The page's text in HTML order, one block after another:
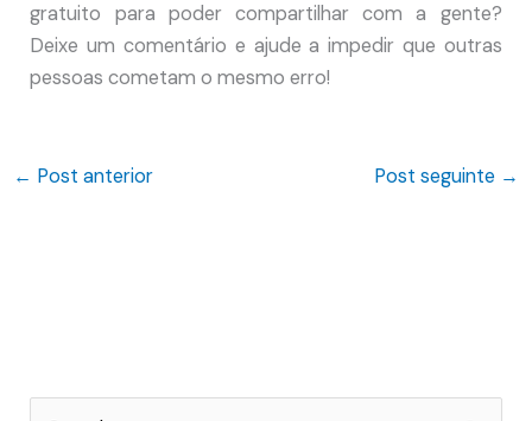
gratuito para poder compartilhar com a gente?
Deixe um comentário e ajude a impedir que outras
pessoas cometam o mesmo erro!
← Post anterior Post seguinte →